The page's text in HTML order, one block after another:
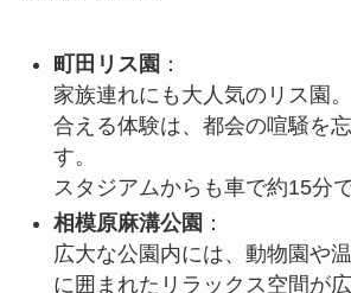
町田リス園 ：
家族連れにも大人気のリス園
合える体験は、都会の喧騒を
す。
スタジアムからも車で約15分
相模原麻溝公園 ：
広大な公園内には、動物園や
に囲まれたリラックス空間が